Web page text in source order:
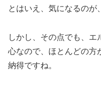
とはいえ、気になるのが
しかし、その点でも、
心なので、ほとんどの方
納得ですね。